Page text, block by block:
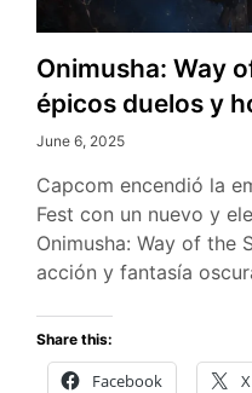
Onimusha: Way
épicos duelos y
June 6, 2025
Capcom encendió la
Fest con un nuevo y
Onimusha: Way of the
acción y fantasía
Share this:
Facebook X